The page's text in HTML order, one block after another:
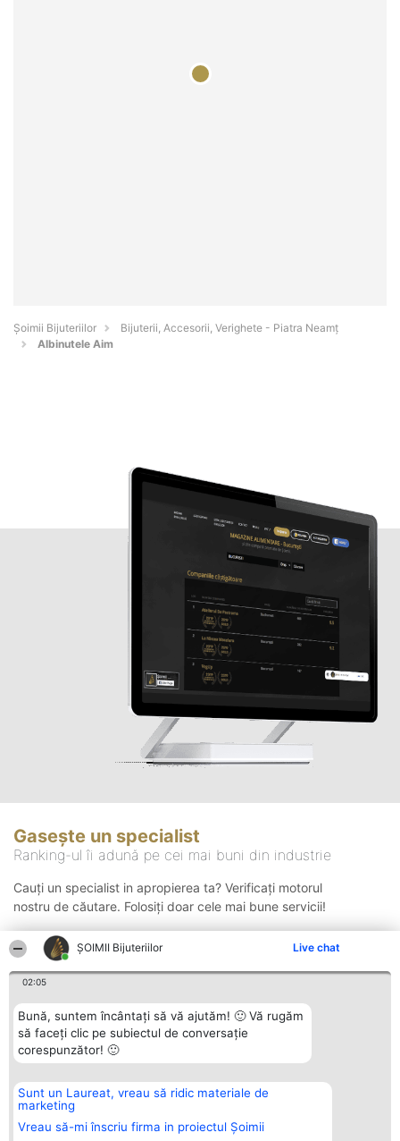
ŞOIMII Bijuteriilor Live chat
02:05
Bună, suntem încântați să vă ajutăm! 🙂 Vă rugăm
să faceți clic pe subiectul de conversație
corespunzător! 🙂
Sunt un Laureat, vreau să ridic materiale de
marketing
Vreau să-mi înscriu firma in proiectul Șoimii
Şoimii Bijuteriilor
Bijuterii, Accesorii, Verighete - Piatra Neamţ
Albinutele Aim
Gasește un specialist
Ranking-ul îi adună pe cei mai buni din industrie
Cauți un specialist in apropierea ta? Verificați motorul
nostru de căutare. Folosiți doar cele mai bune servicii!
Organizator Ranking
BRIGHT SOLUTIONS BR SRL
Aleea Timisul De Sus 2 Bl. A30
Sc. A Et. 4 Ap. 13 Cod 061952
Plebiscyt
Lista Tuturor
Laureaților
Contact